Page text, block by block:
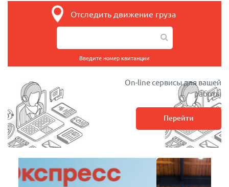
Отследить движение груза
Введите номер квитанции
On-line сервисы для вашей
работы
Перейти